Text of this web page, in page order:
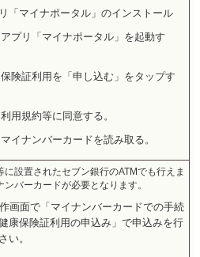
「マイナポータル」のインストール
プリ「マイナポータル」を起動す
険証利用を「申し込む」をタップす
用規約等に同意する。
ナンバーカードを読み取る。
に設置されたセブン銀行のATMでも行えま
ンバーカードが必要となります。
画面で「マイナンバーカードでの手続
康保険証利用の申込み」で申込みを行
い。